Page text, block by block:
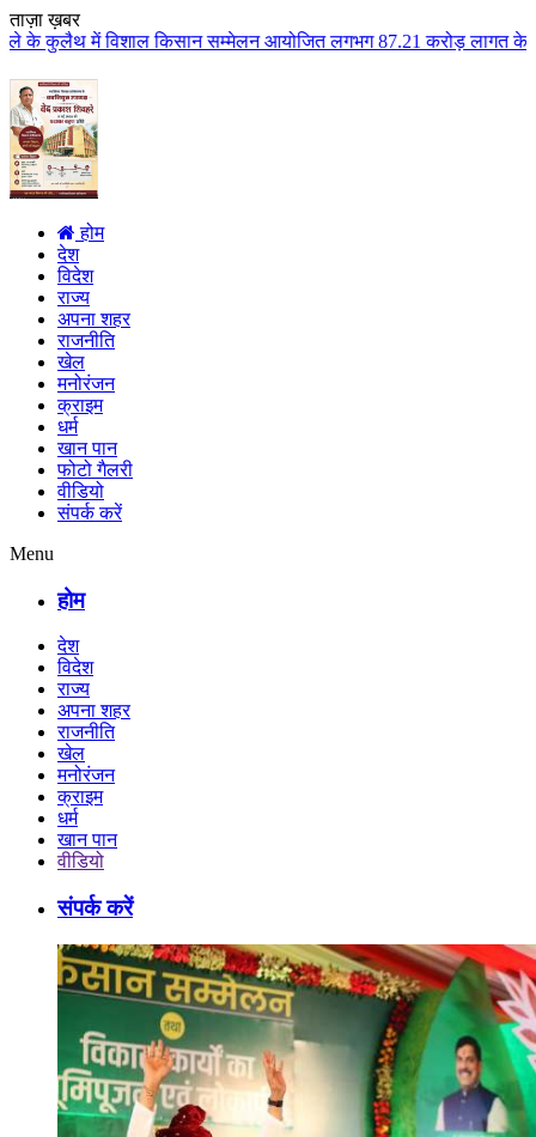
ताज़ा ख़बर
आयोजित लगभग 87.21 करोड़ लागत के 41 विकास कार्यों का
होम
देश
विदेश
राज्य
अपना शहर
राजनीति
खेल
मनोरंजन
क्राइम
धर्म
खान पान
फोटो गैलरी
वीडियो
संपर्क करें
Menu
होम
देश
विदेश
राज्य
अपना शहर
राजनीति
खेल
मनोरंजन
क्राइम
धर्म
खान पान
वीडियो
संपर्क करें